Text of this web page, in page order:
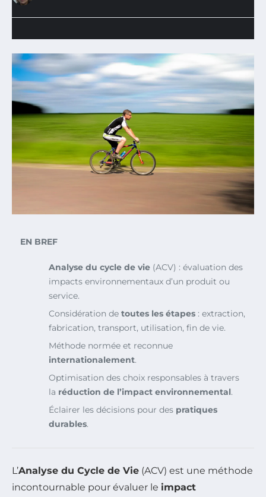
EN BREF
Analyse du cycle de vie (ACV) : évaluation des
impacts environnementaux d’un produit ou
service.
Considération de toutes les étapes : extraction,
fabrication, transport, utilisation, fin de vie.
Méthode normée et reconnue
internationalement.
Optimisation des choix responsables à travers
la réduction de l’impact environnemental.
Éclairer les décisions pour des pratiques
durables.
L’Analyse du Cycle de Vie (ACV) est une méthode
incontournable pour évaluer le impact